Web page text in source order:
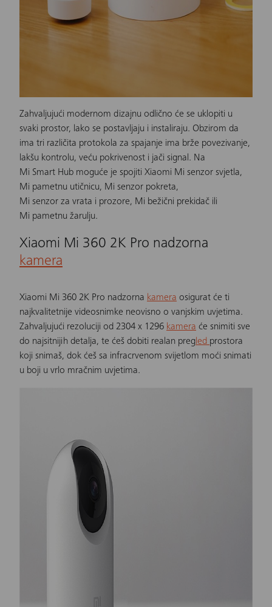
Zahvaljujući modernom dizajnu odlično će se uklopiti u
svaki prostor, lako se postavljaju i instaliraju. Obzirom da
ima tri različita protokola za spajanje ima brže povezivanje,
lakšu kontrolu, veću pokrivenost i jači signal. Na
Mi Smart Hub moguće je spojiti Xiaomi Mi senzor svjetla,
Mi pametnu utičnicu, Mi senzor pokreta,
Mi senzor za vrata i prozore, Mi bežični prekidač ili
Mi pametnu žarulju.
Xiaomi Mi 360 2K Pro nadzorna
kamera
Xiaomi Mi 360 2K Pro nadzorna kamera osigurat će ti
najkvalitetnije videosnimke neovisno o vanjskim uvjetima.
Zahvaljujući rezoluciji od 2304 x 1296 kamera će snimiti sve
do najsitnijih detalja, te ćeš dobiti realan pregled prostora
koji snimaš, dok ćeš sa infracrvenom svijetlom moći snimati
u boji u vrlo mračnim uvjetima.